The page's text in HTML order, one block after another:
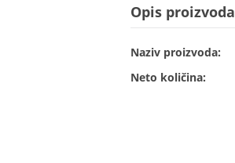
Opis proizvoda
Naziv proizvoda:
Neto količina: